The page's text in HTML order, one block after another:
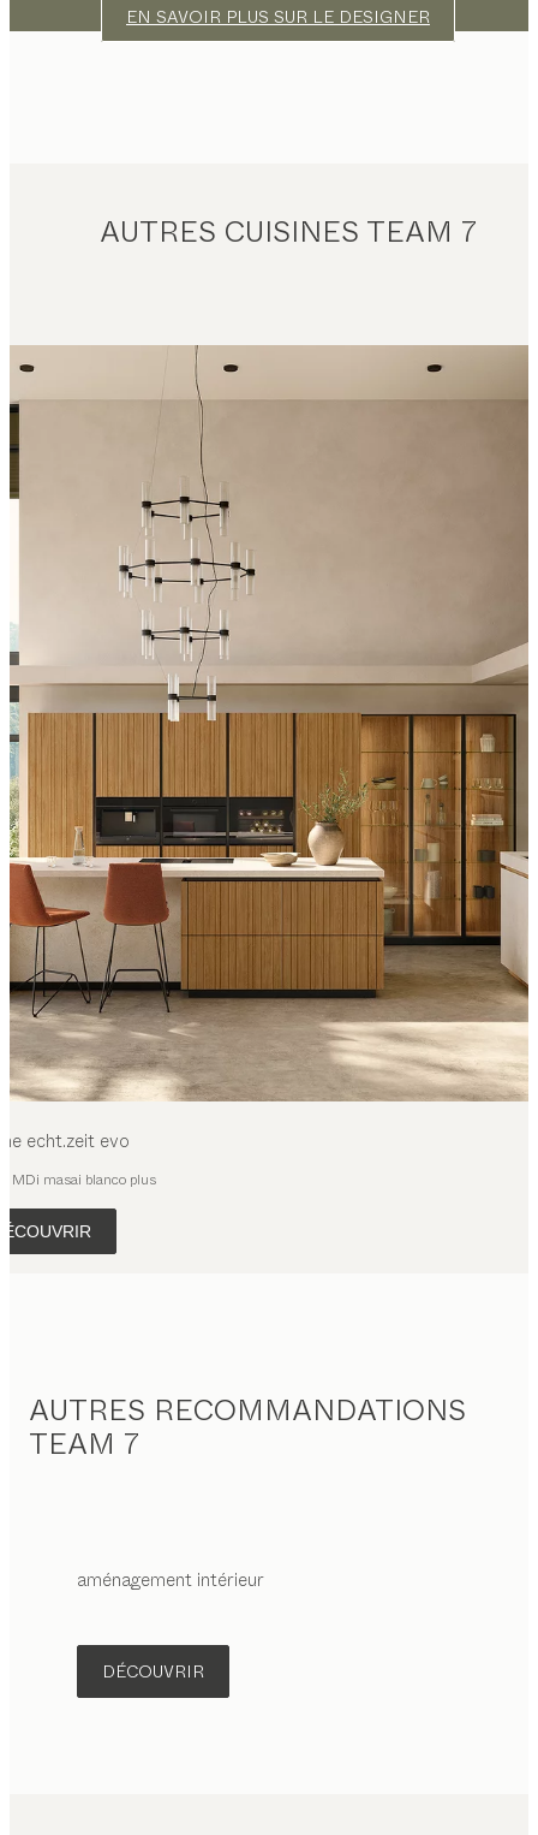
EN SAVOIR PLUS SUR LE DESIGNER
AUTRES CUISINES TEAM 7
echt.zeit evo
MDi masai blanco plus
AUTRES RECOMMANDATIONS
TEAM 7
aménagement intérieur
DÉCOUVRIR